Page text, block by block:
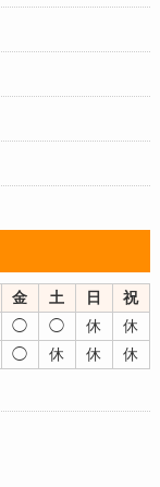
金 土 日
祝
◯ ◯ 休
休
◯ 休 休 休